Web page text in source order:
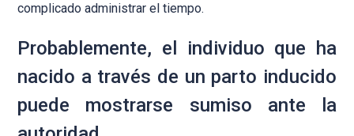
complicado administrar el tiempo.
Probablemente, el individuo que ha
nacido a través de un parto inducido
puede mostrarse sumiso ante la